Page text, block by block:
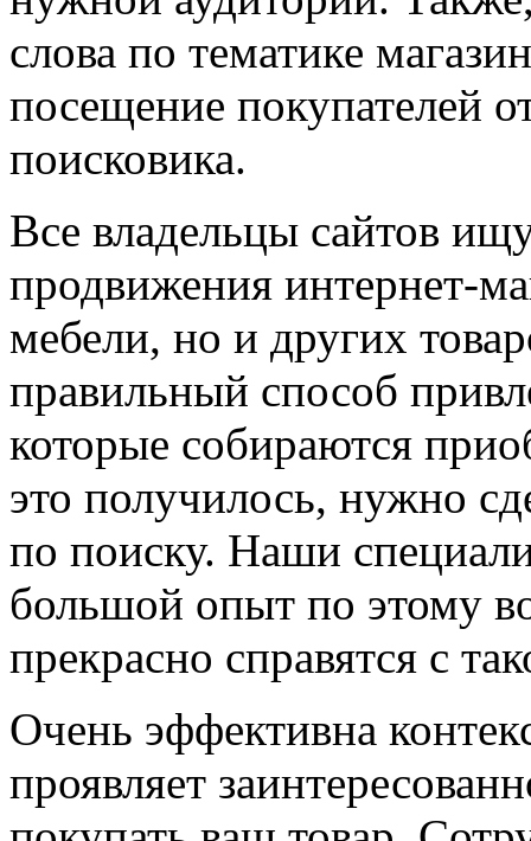
слова по тематике
посещение покупателей
поисковика.
Все владельцы сайтов
продвижения интернет-
мебели, но и других
правильный способ
которые собираются
это получилось, нужно
по поиску. Наши
большой опыт по этому
прекрасно справятся с
Очень эффективна
проявляет